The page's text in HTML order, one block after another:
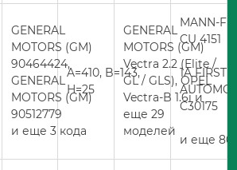
GENERAL
MOTORS (GM)
90464424,
GENERAL
MOTORS (GM)
90512779
и еще 3 кода
A=410, B=143,
H=25
GENERAL
MOTORS (GM)
Vectra 2.2 (Elite /
GL / GLS), OPEL
Vectra-B 1.6i и
еще 29
моделей
MANN-
CU 4151
1A FIRST
C30175
и еще 86